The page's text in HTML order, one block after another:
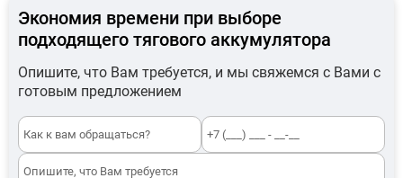
Экономия времени при выборе
подходящего тягового аккумулятора
Опишите, что Вам требуется, и мы свяжемся с Вами с
готовым предложением